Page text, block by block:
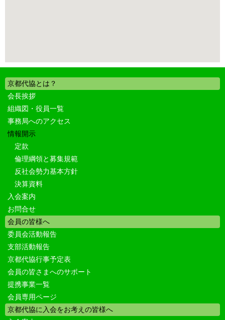
京都代協とは？
会長挨拶
組織図・役員一覧
事務局へのアクセス
情報開示
定款
倫理綱領と募集規範
反社会勢力基本方針
決算資料
入会案内
お問合せ
会員の皆様へ
委員会活動報告
支部活動報告
京都代協行事予定表
会員の皆さまへのサポート
提携事業一覧
会員専用ページ
京都代協に入会をお考えの皆様へ